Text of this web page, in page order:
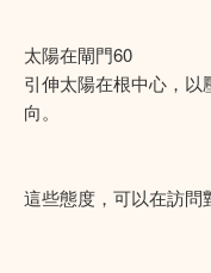
太陽在閘門60
引伸太陽在根中心，
向。
這些態度，可以在訪問